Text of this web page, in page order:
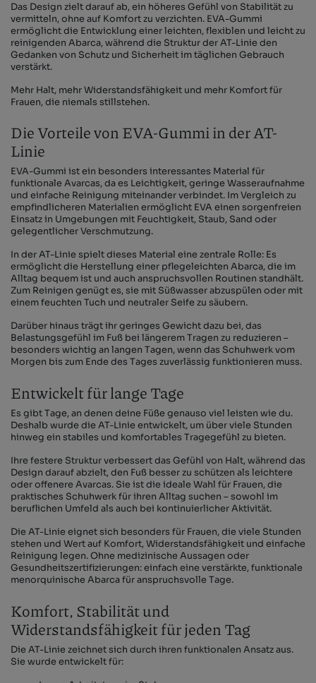
Das Design zielt darauf ab, ein höheres Gefühl von Stabilität zu
vermitteln, ohne auf Komfort zu verzichten. EVA-Gummi
ermöglicht die Entwicklung einer leichten, flexiblen und leicht zu
reinigenden Abarca, während die Struktur der AT-Linie den
Gedanken von Schutz und Sicherheit im täglichen Gebrauch
verstärkt.
Mehr Halt, mehr Widerstandsfähigkeit und mehr Komfort für
Frauen, die niemals stillstehen.
Die Vorteile von EVA-Gummi in der AT-
Linie
EVA-Gummi ist ein besonders interessantes Material für
funktionale Avarcas, da es Leichtigkeit, geringe Wasseraufnahme
und einfache Reinigung miteinander verbindet. Im Vergleich zu
empfindlicheren Materialien ermöglicht EVA einen sorgenfreien
Einsatz in Umgebungen mit Feuchtigkeit, Staub, Sand oder
gelegentlicher Verschmutzung.
In der AT-Linie spielt dieses Material eine zentrale Rolle: Es
ermöglicht die Herstellung einer pflegeleichten Abarca, die im
Alltag bequem ist und auch anspruchsvollen Routinen standhält.
Zum Reinigen genügt es, sie mit Süßwasser abzuspülen oder mit
einem feuchten Tuch und neutraler Seife zu säubern.
Darüber hinaus trägt ihr geringes Gewicht dazu bei, das
Belastungsgefühl im Fuß bei längerem Tragen zu reduzieren –
besonders wichtig an langen Tagen, wenn das Schuhwerk vom
Morgen bis zum Ende des Tages zuverlässig funktionieren muss.
Entwickelt für lange Tage
Es gibt Tage, an denen deine Füße genauso viel leisten wie du.
Deshalb wurde die AT-Linie entwickelt, um über viele Stunden
hinweg ein stabiles und komfortables Tragegefühl zu bieten.
Ihre festere Struktur verbessert das Gefühl von Halt, während das
Design darauf abzielt, den Fuß besser zu schützen als leichtere
oder offenere Avarcas. Sie ist die ideale Wahl für Frauen, die
praktisches Schuhwerk für ihren Alltag suchen – sowohl im
beruflichen Umfeld als auch bei kontinuierlicher Aktivität.
Die AT-Linie eignet sich besonders für Frauen, die viele Stunden
stehen und Wert auf Komfort, Widerstandsfähigkeit und einfache
Reinigung legen. Ohne medizinische Aussagen oder
Gesundheitszertifizierungen: einfach eine verstärkte, funktionale
menorquinische Abarca für anspruchsvolle Tage.
Komfort, Stabilität und
Widerstandsfähigkeit für jeden Tag
Die AT-Linie zeichnet sich durch ihren funktionalen Ansatz aus.
Sie wurde entwickelt für: